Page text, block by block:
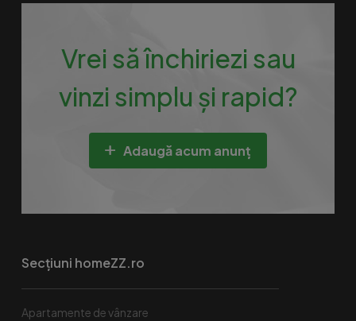
Vrei să închiriezi sau
vinzi simplu și rapid?
Adaugă acum anunț
Secțiuni homeZZ.ro
Apartamente de vânzare